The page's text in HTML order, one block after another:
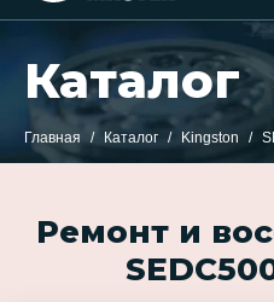
Каталог
Главная Каталог Kingston
Ремонт и